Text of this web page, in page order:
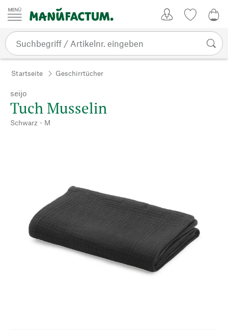
Zum Inhalt springen
Startseite Geschirrtücher
seijo
Tuch Musselin
Schwarz - M